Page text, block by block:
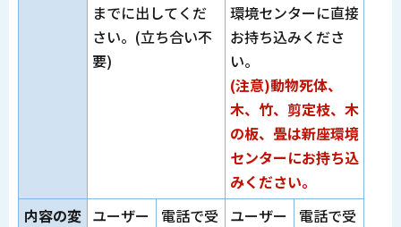
までに出してくだ
さい。(立ち合い不
要)
環境センターに直接
お持ち込みくださ
い。
(注意)動物死体、
木、竹、剪定枝、木
の板、畳は新座環境
センターにお持ち込
みください。
内容の変 ユーザー
電話で受
ユーザー
電話で受